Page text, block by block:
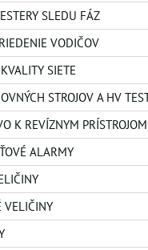
SLEDU FÁZ
VODIČOV
SIETE
STROJOV A HV
K REVÍZNYM PRÍSTROJOM
ALARMY
VELIČINY